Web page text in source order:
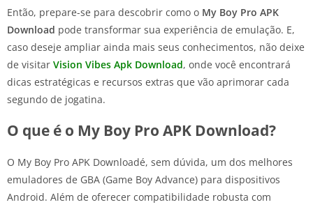
Então, prepare-se para descobrir como o My Boy Pro APK
Download pode transformar sua experiência de emulação. E,
caso deseje ampliar ainda mais seus conhecimentos, não deixe
de visitar Vision Vibes Apk Download, onde você encontrará
dicas estratégicas e recursos extras que vão aprimorar cada
segundo de jogatina.
O que é o My Boy Pro APK Download?
O My Boy Pro APK Downloadé, sem dúvida, um dos melhores
emuladores de GBA (Game Boy Advance) para dispositivos
Android. Além de oferecer compatibilidade robusta com